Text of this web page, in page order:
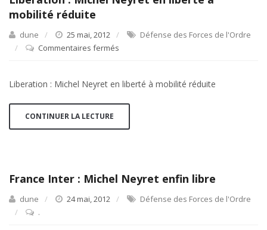
mobilité réduite
dune 25 mai, 2012
Défense des Forces de l'Ordre
Commentaires fermés
Michel
liberté
Liberation : Michel Neyret en liberté à mobilité réduite
CONTINUER LA LECTURE
France Inter : Michel Neyret enfin libre
dune 24 mai, 2012
Défense des Forces de l'Ordre
.